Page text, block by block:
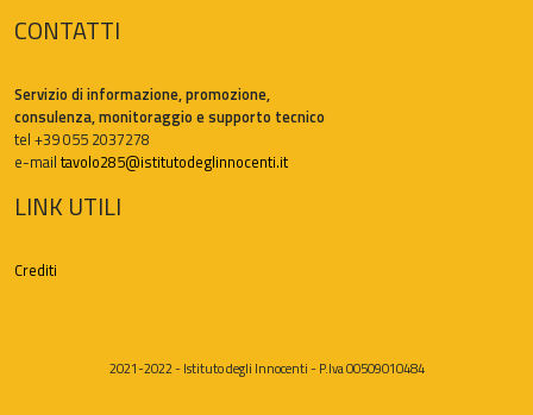
CONTATTI
Servizio di informazione, promozione,
consulenza, monitoraggio e supporto tecnico
tel +39 055 2037278
e-mail tavolo285@istitutodeglinnocenti.it
LINK UTILI
Crediti
2021-2022 - Istituto degli Innocenti - P.Iva 00509010484